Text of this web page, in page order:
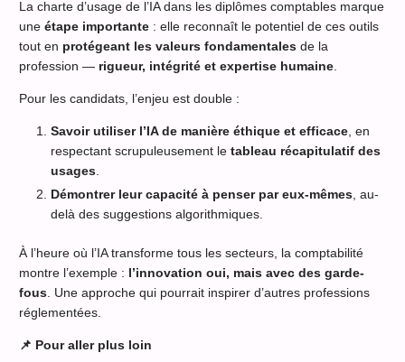
La charte d’usage de l’IA dans les diplômes comptables marque
une étape importante : elle reconnaît le potentiel de ces outils
tout en protégeant les valeurs fondamentales de la
profession — rigueur, intégrité et expertise humaine
Pour les candidats, l’enjeu est double :
Savoir utiliser l’IA de manière éthique et efficace , en
respectant scrupuleusement le tableau récapitulatif des
usages
Démontrer leur capacité à penser par eux-mêmes, au-
delà des suggestions algorithmiques.
À l’heure où l’IA transforme tous les secteurs, la comptabilité
montre l’exemple : l’innovation oui, mais avec des garde-
fous. Une approche qui pourrait inspirer d’autres professions
réglementées.
📌 Pour aller plus loin